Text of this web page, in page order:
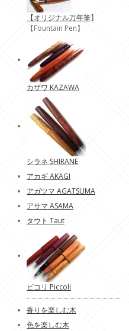
【オリジナル万年筆】
【Fountain Pen】
カザワ KAZAWA
シラネ SHIRANE
アカギ AKAGI
アガツマ AGATSUMA
アサマ ASAMA
タウト Taut
ピコリ Piccoli
香りを楽しむ木
色を楽しむ木